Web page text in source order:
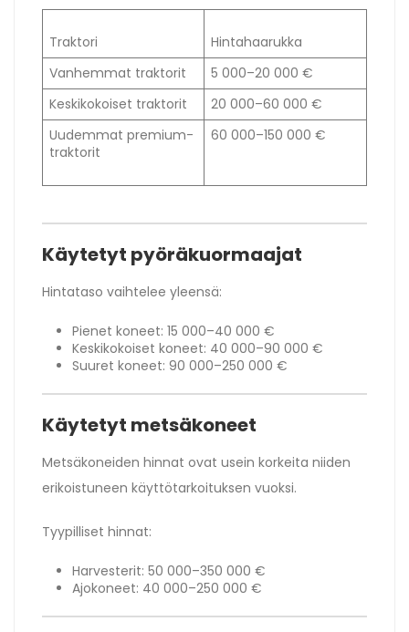
Traktori
Hintahaarukka
Vanhemmat traktorit
5 000–20 000 €
Keskikokoiset traktorit
20 000–60 000 €
Uudemmat premium-
traktorit
60 000–150 000 €
Käytetyt pyöräkuormaajat
Hintataso vaihtelee yleensä:
Pienet koneet: 15 000–40 000 €
Keskikokoiset koneet: 40 000–90 000 €
Suuret koneet: 90 000–250 000 €
Käytetyt metsäkoneet
Metsäkoneiden hinnat ovat usein korkeita niiden
erikoistuneen käyttötarkoituksen vuoksi.
Tyypilliset hinnat:
Harvesterit: 50 000–350 000 €
Ajokoneet: 40 000–250 000 €